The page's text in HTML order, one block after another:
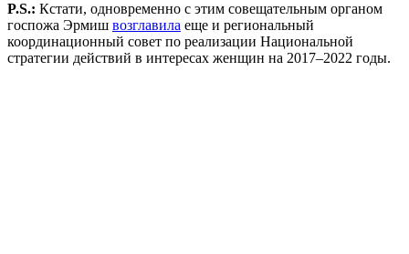
P.S.: Кстати, одновременно с этим совещательным органом
госпожа Эрмиш возглавила еще и региональный
координационный совет по реализации Национальной
стратегии действий в интересах женщин на 2017–2022 годы.